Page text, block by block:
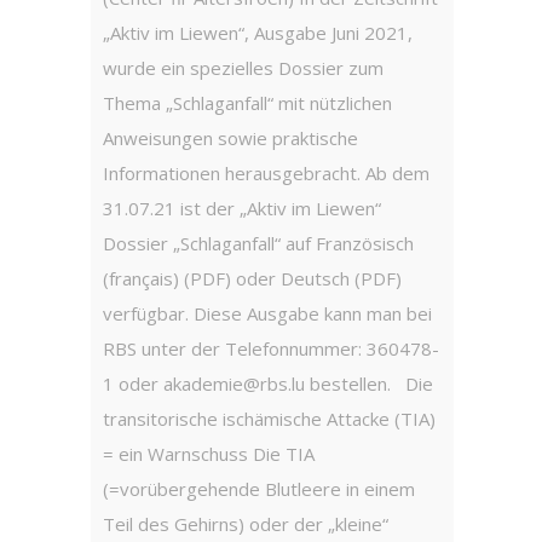
„Aktiv im Liewen“, Ausgabe Juni 2021,
wurde ein spezielles Dossier zum
Thema „Schlaganfall“ mit nützlichen
Anweisungen sowie praktische
Informationen herausgebracht. Ab dem
31.07.21 ist der „Aktiv im Liewen“
Dossier „Schlaganfall“ auf Französisch
(français) (PDF) oder Deutsch (PDF)
verfügbar. Diese Ausgabe kann man bei
RBS unter der Telefonnummer: 360478-
1 oder akademie@rbs.lu bestellen. Die
transitorische ischämische Attacke (TIA)
= ein Warnschuss Die TIA
(=vorübergehende Blutleere in einem
Teil des Gehirns) oder der „kleine“